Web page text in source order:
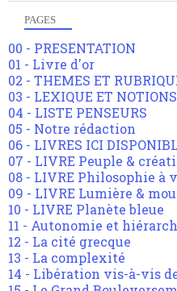
PAGES
00 - PRESENTATION
01 - Livre d'or
02 - THEMES ET
03 - LEXIQUE ET NOTIONS
04 - LISTE PENSEURS
05 - Notre rédaction
06 - LIVRES ICI
07 - LIVRE Peuple &
08 - LIVRE Philosophie à
09 - LIVRE Lumière &
10 - LIVRE Planète bleue
11 - Autonomie et
12 - La cité grecque
13 - La complexité
14 - Libération vis-à-vis